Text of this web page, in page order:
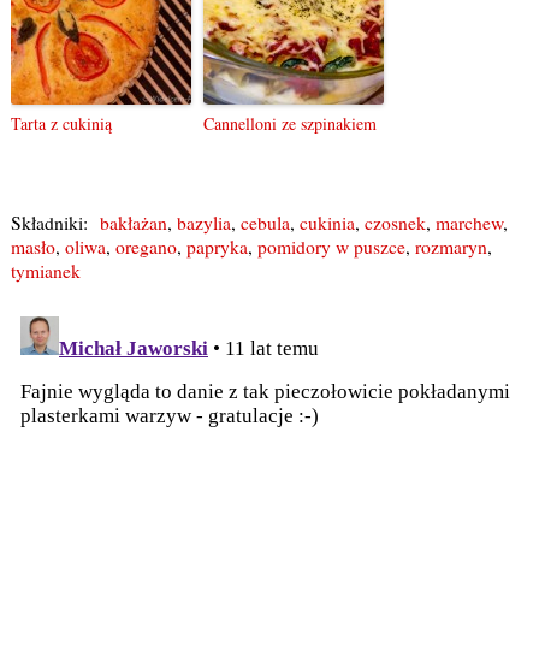
Tarta z cukinią Cannelloni ze szpinakiem
Składniki: bakłażan, bazylia, cebula, cukinia, czosnek, marchew,
masło, oliwa, oregano, papryka, pomidory w puszce, rozmaryn,
tymianek